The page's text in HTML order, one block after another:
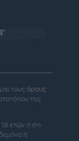
τους όρους
της
ετών ή ότι
ή